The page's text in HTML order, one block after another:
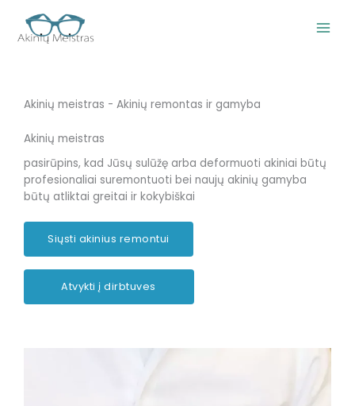
turinio
Akinių meistras - Akinių remontas ir gamyba
Akinių meistras
pasirūpins, kad Jūsų sulūžę arba deformuoti akiniai būtų
profesionaliai suremontuoti bei naujų akinių gamyba
būtų atliktai greitai ir kokybiškai
Siųsti akinius remontui
Atvykti į dirbtuves